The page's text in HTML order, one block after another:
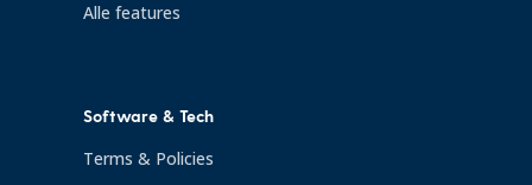
Alle features
Software & Tech
Terms & Policies